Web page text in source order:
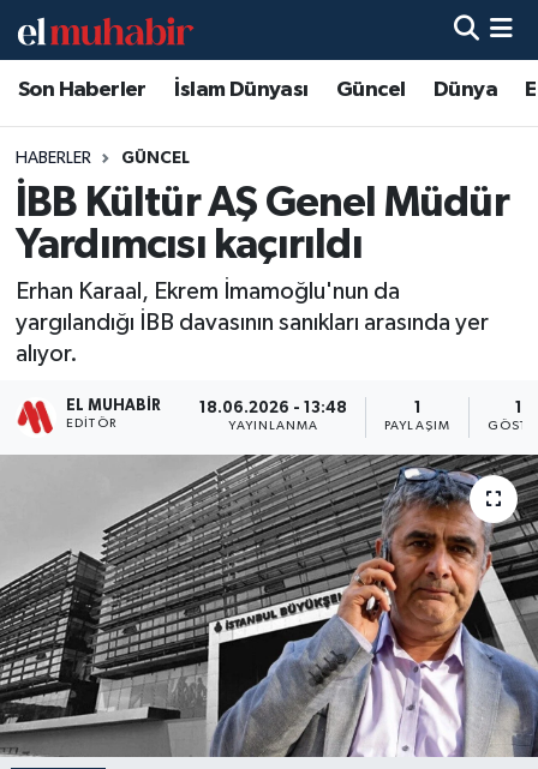
Son Haberler İslam Dünyası Güncel Dünya
HABERLER GÜNCEL
İBB Kültür AŞ Genel Müdür
Yardımcısı kaçırıldı
Erhan Karaal, Ekrem İmamoğlu'nun da
yargılandığı İBB davasının sanıkları arasında yer
alıyor.
EL MUHABIR
EDITÖR
18.06.2026 - 13:48
YAYINLANMA PAYLAŞIM
Hava Durumu
Trafik Durumu
Süper Lig Puan Durumu ve Fikstür
Son Dakika Haberleri
Haber Arşivi